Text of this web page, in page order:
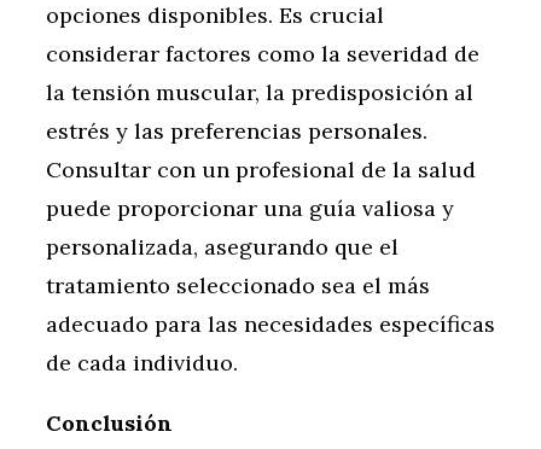
opciones disponibles. Es crucial
considerar factores como la severidad de
la tensión muscular, la predisposición al
estrés y las preferencias personales.
Consultar con un profesional de la salud
puede proporcionar una guía valiosa y
personalizada, asegurando que el
tratamiento seleccionado sea el más
adecuado para las necesidades específicas
de cada individuo.
Conclusión